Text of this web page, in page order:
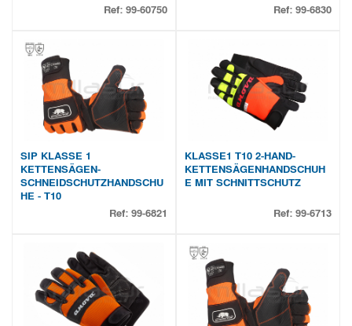
Ref: 99-60750 Ref: 99-6830
SIP KLASSE 1
KETTENSÄGEN-
SCHNEIDSCHUTZHANDSCHU
HE - T10
Ref: 99-6821
KLASSE1 T10 2-HAND-
KETTENSÄGENHANDSCHUH
E MIT SCHNITTSCHUTZ
Ref: 99-6713